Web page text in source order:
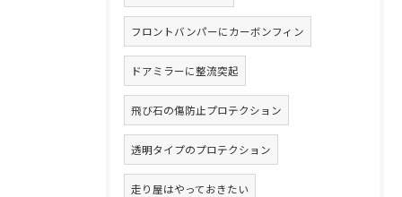
フロントバンパーにカーボンフィン
ドアミラーに整流突起
飛び石の傷防止プロテクション
透明タイプのプロテクション
走り屋はやっておきたい